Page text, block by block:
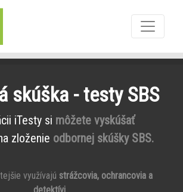
skúška - testy SBS
iTesty si môžete vyskúšať
zloženie odbornej skúšky SBS.
využívajú strážcovia, ochrancovia a